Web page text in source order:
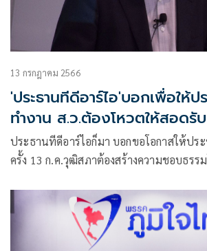
13 กรกฎาคม 2566
'ประธานทีดีอาร์ไอ'บอกเพื่อให้ป
ทำงาน ส.ว.ต้องโหวตให้สอดรั
ประธานทีดีอาร์ไอก็มา บอกขอโอกาสให้ปร
ครั้ง 13 ก.ค.วุฒิสภาต้องสร้างความชอบธรร